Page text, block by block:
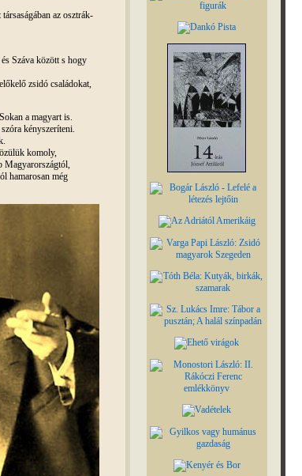
az osztrák-
Száva között s hogy
zsidó családokat,
a magyart is.
kényszeríteni.
komoly,
Magyarországtól,
hamarosan még